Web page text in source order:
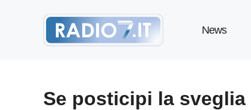
News
Se posticipi la